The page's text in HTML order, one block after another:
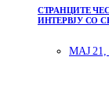
СТРАНЦИТЕ
ИНТЕРВЈУ СО
МАЈ 21,